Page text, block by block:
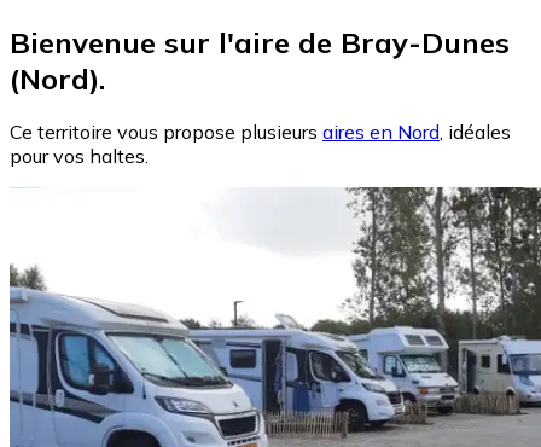
Bienvenue sur l'aire de Bray-Dunes
(Nord).
Ce territoire vous propose plusieurs aires en Nord, idéales
pour vos haltes.